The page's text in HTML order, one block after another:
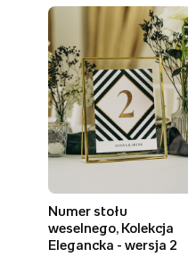
Numer stołu
weselnego, Kolekcja
Elegancka - wersja 2